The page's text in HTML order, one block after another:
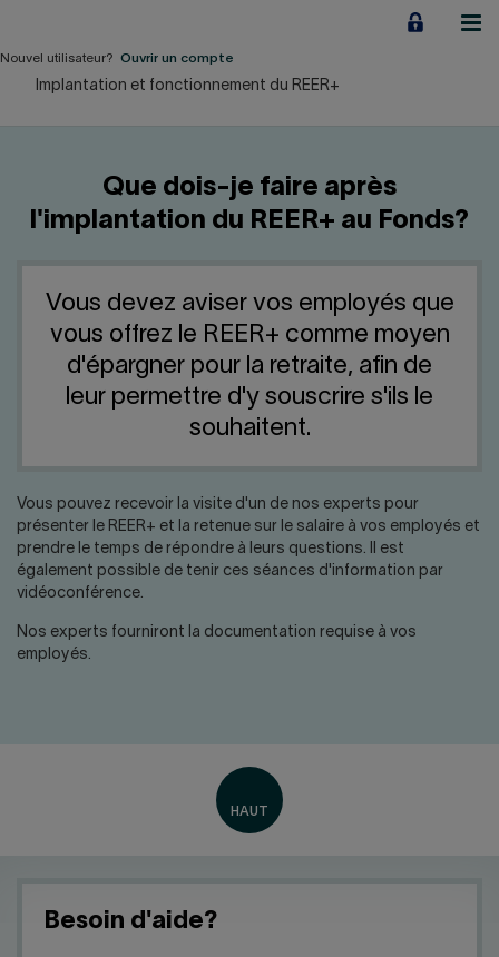
contenu
Financement d'entreprise
À propos
LIENS RAPIDES
Nous joindre Salle de presse
English
Nouvel utilisateur? Ouvrir un compte
Implantation et fonctionnement du REER+
Que dois-je faire après
l'implantation du REER+ au Fonds?
Vous devez aviser vos employés que
vous offrez le REER+ comme moyen
d'épargner pour la retraite, afin de
leur permettre d'y souscrire s'ils le
souhaitent.
Vous pouvez recevoir la visite d'un de nos experts pour
présenter le REER+ et la retenue sur le salaire à vos employés et
prendre le temps de répondre à leurs questions. Il est
également possible de tenir ces séances d'information par
vidéoconférence.
Nos experts fourniront la documentation requise à vos
employés.
Besoin d'aide?